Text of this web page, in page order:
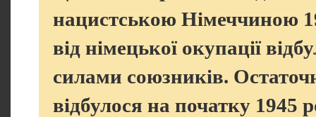
нацистською Німеччиною
від німецької окупації
силами союзників.
відбулося на початку 1945